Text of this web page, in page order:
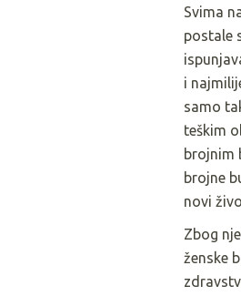
Svima
postale
i
samo
teškim
brojnim
brojne
novi
Zbog
ženske